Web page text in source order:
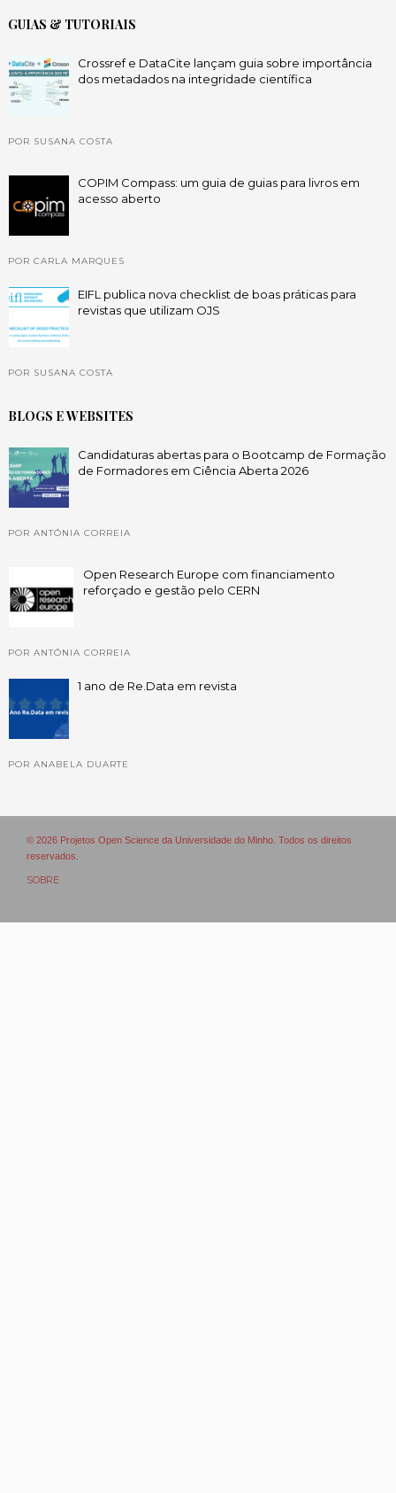
GUIAS & TUTORIAIS
Crossref e DataCite lançam guia sobre importância
dos metadados na integridade científica
POR SUSANA COSTA
COPIM Compass: um guia de guias para livros em
acesso aberto
POR CARLA MARQUES
EIFL publica nova checklist de boas práticas para
revistas que utilizam OJS
POR SUSANA COSTA
BLOGS E WEBSITES
Candidaturas abertas para o Bootcamp de Formação
de Formadores em Ciência Aberta 2026
POR ANTÓNIA CORREIA
Open Research Europe com financiamento
reforçado e gestão pelo CERN
POR ANTÓNIA CORREIA
1 ano de Re.Data em revista
POR ANABELA DUARTE
© 2026 Projetos Open Science da Universidade do Minho. Todos os direitos
reservados.
SOBRE